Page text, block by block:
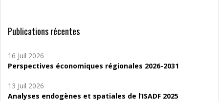
Publications récentes
16 Juil 2026
Perspectives économiques régionales 2026-2031
13 Juil 2026
Analyses endogènes et spatiales de l’ISADF 2025